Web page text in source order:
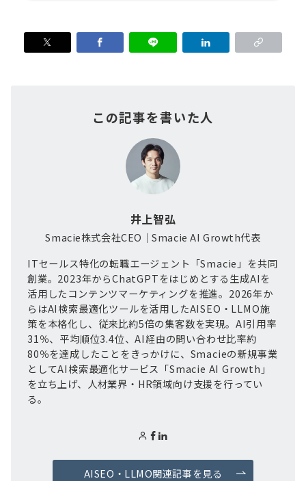
この記事を書いた人
井上智弘
Smacie株式会社CEO｜Smacie AI Growth代表
ITセールス特化の転職エージェント「Smacie」を共同
創業。2023年からChatGPTをはじめとする生成AIを
活用したコンテンツマーケティングを推進。2026年か
らはAI検索最適化ツールを活用したAISEO・LLMO施
策を本格化し、従来比約5倍の集客数を実現。AI引用率
31％、平均順位3.4位、AI経由の問い合わせ比率約
80％を達成したことをきっかけに、Smacieの新規事業
としてAI検索最適化サービス「Smacie AI Growth」
を立ち上げ、人材業界・HR領域向け支援を行ってい
る。
AISEO・LLMO関連記事を見る